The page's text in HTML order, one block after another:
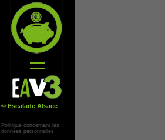
© Escalade Alsace
Politique concernant les
données personnelles